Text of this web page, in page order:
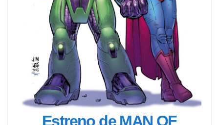
Estreno de MAN OF